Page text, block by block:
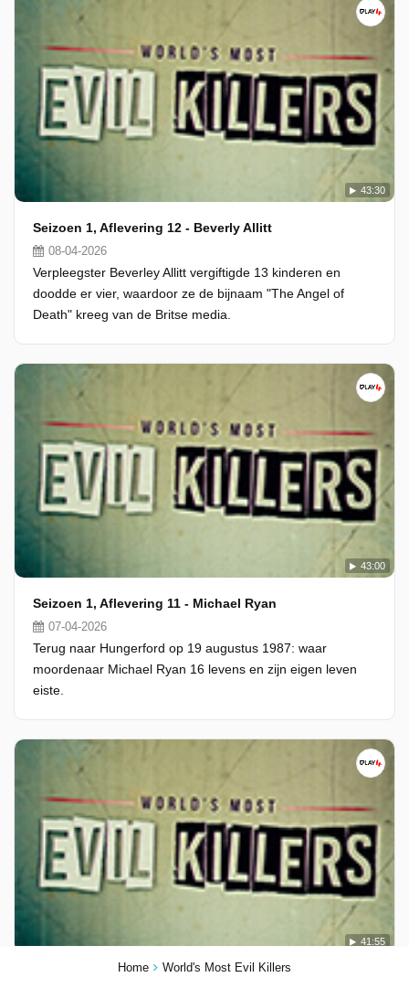
Home World's Most Evil Killers
43:30
Seizoen 1, Aflevering 12 - Beverly Allitt
08-04-2026
Verpleegster Beverley Allitt vergiftigde 13 kinderen en
doodde er vier, waardoor ze de bijnaam "The Angel of
Death" kreeg van de Britse media.
43:00
Seizoen 1, Aflevering 11 - Michael Ryan
07-04-2026
Terug naar Hungerford op 19 augustus 1987: waar
moordenaar Michael Ryan 16 levens en zijn eigen leven
eiste.
41:55